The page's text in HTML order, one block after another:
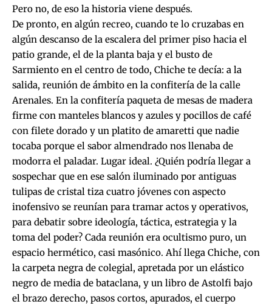
Pero no, de eso la historia viene después.
De pronto, en algún recreo, cuando te lo cruzabas en
algún descanso de la escalera del primer piso hacia el
patio grande, el de la planta baja y el busto de
Sarmiento en el centro de todo, Chiche te decía: a la
salida, reunión de ámbito en la confitería de la calle
Arenales. En la confitería paqueta de mesas de madera
firme con manteles blancos y azules y pocillos de café
con filete dorado y un platito de amaretti que nadie
tocaba porque el sabor almendrado nos llenaba de
modorra el paladar. Lugar ideal. ¿Quién podría llegar a
sospechar que en ese salón iluminado por antiguas
tulipas de cristal tiza cuatro jóvenes con aspecto
inofensivo se reunían para tramar actos y operativos,
para debatir sobre ideología, táctica, estrategia y la
toma del poder? Cada reunión era ocultismo puro, un
espacio hermético, casi masónico. Ahí llega Chiche, con
la carpeta negra de colegial, apretada por un elástico
negro de media de bataclana, y un libro de Astolfi bajo
el brazo derecho, pasos cortos, apurados, el cuerpo